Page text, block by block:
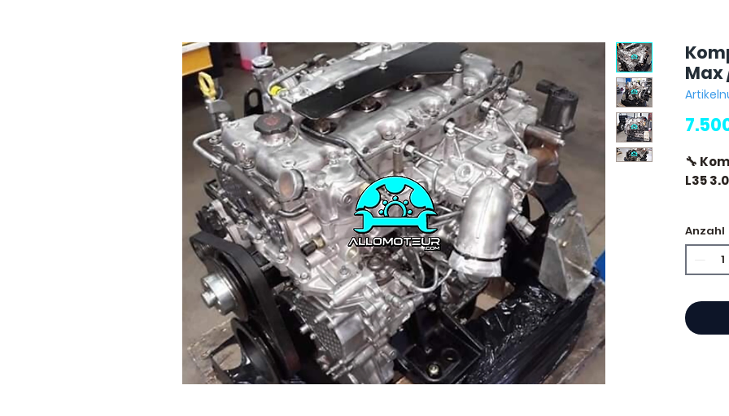
Max
🔧
L35
⭐
Anzahl